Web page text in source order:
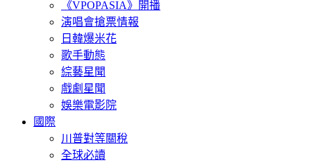
《VPOPASIA》開播
演唱會搶票情報
日韓爆米花
歌手動態
綜藝星聞
戲劇星聞
娛樂電影院
國際
川普對等關稅
全球必讀